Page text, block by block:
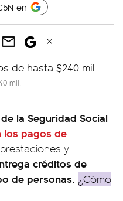
en
mil.
la Seguridad Social
los pagos de
y
créditos de
de personas. ¿Cómo